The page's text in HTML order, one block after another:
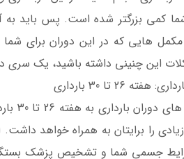
کمی بزرگتر شده است. پس باید
هایی که در این دوران برای
این چنینی داشته باشید، یک سری
26 تا 30 بارداری
را برایتان به همراه خواهد
جسمی شما و تشخیص پزشک